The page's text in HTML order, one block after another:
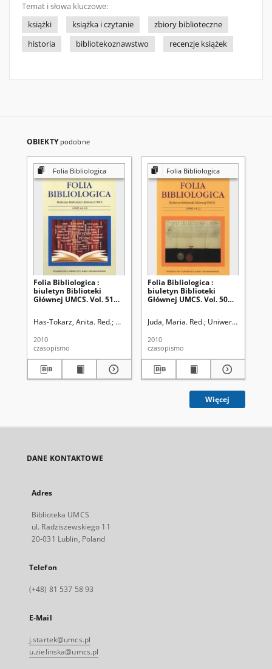
Temat i słowa kluczowe:
książki
książka i czytanie
zbiory biblioteczne
historia
bibliotekoznawstwo recenzje książek
OBIEKTY podobne
Folia Bibliologica
Folia Bibliologica :
biuletyn Biblioteki
Głównej UMCS. Vol. 51
Has-Tokarz, Anita. Red. Uniwersytet Marii Curie Skłodowskiej (Lublin).
2010
czasopismo
Folia Bibliologica
Folia Bibliologica :
biuletyn Biblioteki
Głównej UMCS. Vol. 50
Juda, Maria. Red. Uniwersytet Marii
2010
czasopismo
Więcej
DANE KONTAKTOWE
Adres
Biblioteka UMCS
ul. Radziszewskiego 11
20-031 Lublin, Poland
Telefon
(+48) 81 537 58 93
E-Mail
j.startek@umcs.pl
u.zielinska@umcs.pl